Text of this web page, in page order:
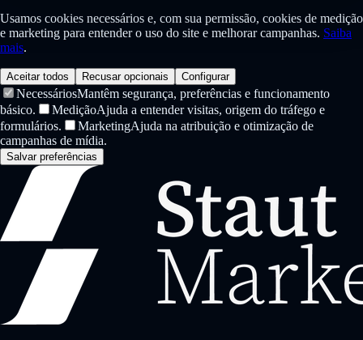
Usamos cookies necessários e, com sua permissão, cookies de medição
e marketing para entender o uso do site e melhorar campanhas. Saiba
mais.
Aceitar todos Recusar opcionais Configurar
NecessáriosMantêm segurança, preferências e funcionamento
básico.
MediçãoAjuda a entender visitas, origem do tráfego e
formulários.
MarketingAjuda na atribuição e otimização de
campanhas de mídia.
Salvar preferências